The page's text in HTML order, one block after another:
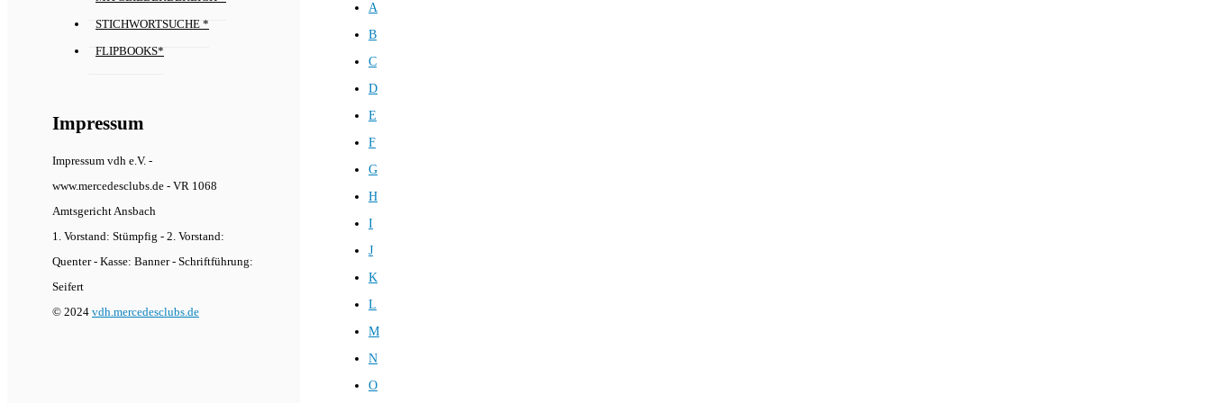
STICHWORTSUCHE *
FLIPBOOKS*
Impressum
Impressum vdh e.V. -
www.mercedesclubs.de - VR 1068
Amtsgericht Ansbach
1. Vorstand: Stümpfig - 2. Vorstand:
Quenter - Kasse: Banner - Schriftführung:
Seifert
© 2024 vdh.mercedesclubs.de
A
B
C
D
E
F
G
H
I
J
K
L
M
N
O